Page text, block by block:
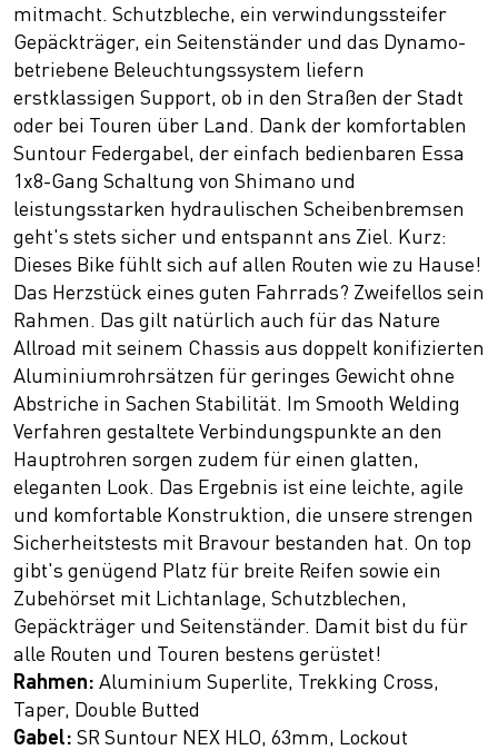
mitmacht. Schutzbleche, ein verwindungssteifer
Gepäckträger, ein Seitenständer und das Dynamo-
betriebene Beleuchtungssystem liefern
erstklassigen Support, ob in den Straßen der Stadt
oder bei Touren über Land. Dank der komfortablen
Suntour Federgabel, der einfach bedienbaren Essa
1x8-Gang Schaltung von Shimano und
leistungsstarken hydraulischen Scheibenbremsen
geht's stets sicher und entspannt ans Ziel. Kurz:
Dieses Bike fühlt sich auf allen Routen wie zu Hause!
Das Herzstück eines guten Fahrrads? Zweifellos sein
Rahmen. Das gilt natürlich auch für das Nature
Allroad mit seinem Chassis aus doppelt konifizierten
Aluminiumrohrsätzen für geringes Gewicht ohne
Abstriche in Sachen Stabilität. Im Smooth Welding
Verfahren gestaltete Verbindungspunkte an den
Hauptrohren sorgen zudem für einen glatten,
eleganten Look. Das Ergebnis ist eine leichte, agile
und komfortable Konstruktion, die unsere strengen
Sicherheitstests mit Bravour bestanden hat. On top
gibt's genügend Platz für breite Reifen sowie ein
Zubehörset mit Lichtanlage, Schutzblechen,
Gepäckträger und Seitenständer. Damit bist du für
alle Routen und Touren bestens gerüstet!
Rahmen: Aluminium Superlite, Trekking Cross,
Taper, Double Butted
Gabel: SR Suntour NEX HLO, 63mm, Lockout